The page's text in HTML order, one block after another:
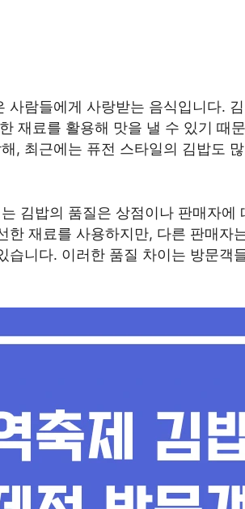
사람들에게 사랑받는 음식입니다.
재료를 활용해 맛을 낼 수 있기 때
, 최근에는 퓨전 스타일의 김밥도
김밥의 품질은 상점이나 판매자에
한 재료를 사용하지만, 다른 판매자
습니다. 이러한 품질 차이는 방문객